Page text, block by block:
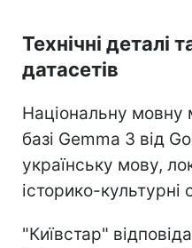
Технічні деталі
датасетів
Національну
базі Gemma 3 від
українську мову,
історико-культурні
"Київстар"